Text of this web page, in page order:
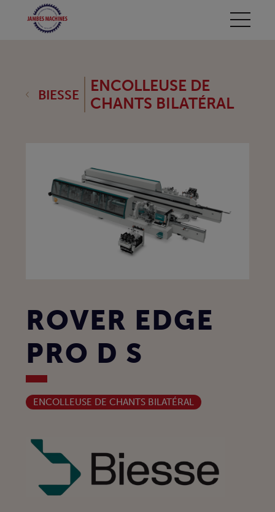
BIESSE
ENCOLLEUSE DE
CHANTS BILATÉRAL
ROVER EDGE
PRO D S
ENCOLLEUSE DE CHANTS BILATÉRAL